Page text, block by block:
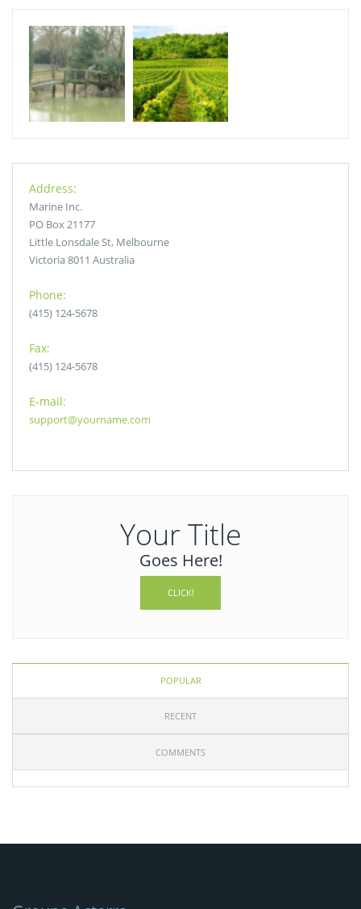
Address:
Marine Inc.
PO Box 21177
Little Lonsdale St, Melbourne
Victoria 8011 Australia
Phone:
(415) 124-5678
Fax:
(415) 124-5678
E-mail:
support@yourname.com
Your Title
Goes Here!
CLICK!
POPULAR
RECENT
COMMENTS